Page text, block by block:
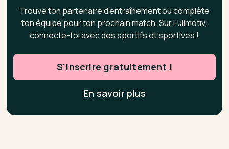
Trouve ton partenaire d'entraînement ou complète
ton équipe pour ton prochain match. Sur Fullmotiv,
connecte-toi avec des sportifs et sportives !
S'inscrire gratuitement !
En savoir plus